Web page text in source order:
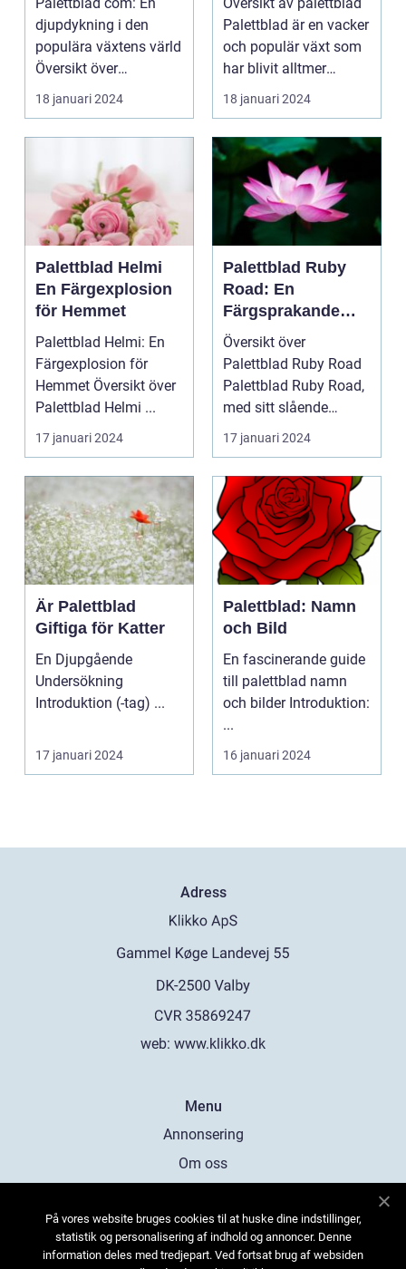
djupdykning i den
populära växtens värld
Översikt över
palettblad com
Palettbl...
18 januari 2024
populära växt
Palettblad är en vacker
och populär växt som
har blivit alltmer
populär blan...
18 januari 2024
Palettblad Helmi
En Färgexplosion
för Hemmet
Palettblad Helmi: En
Färgexplosion för
Hemmet Översikt över
Palettblad Helmi ...
17 januari 2024
Palettblad Ruby
Road: En
Färgsprakande
Favorit för Hem
Översikt över
Palettblad Ruby Road
Palettblad Ruby Road,
med sitt slående
utseende och
färgsprakan...
17 januari 2024
Är Palettblad
Giftiga för Katter
En Djupgående
Undersökning
Introduktion (-tag) ...
17 januari 2024
Palettblad: Namn
och Bild
En fascinerande guide
till palettblad namn
och bilder Introduktion:
...
16 januari 2024
Adress
web: www.klikko.dk
Menu
Annonsering
Om oss
Kontakta oss
Sitemap
På vores website bruges cookies til at huske dine indstillinger,
statistik og personalisering af indhold og annoncer. Denne
information deles med tredjepart. Ved fortsat brug af websiden